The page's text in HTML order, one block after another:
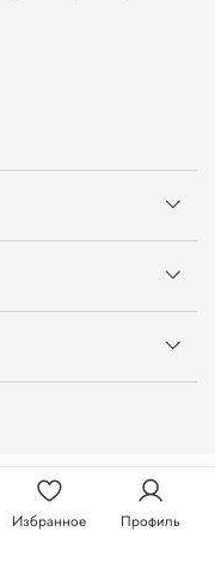
Избранное Профиль